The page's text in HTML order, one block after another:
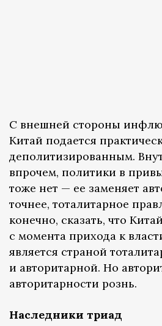
С внешней стороны
Китай подается
деполитизированным.
впрочем, политики в
тоже нет — ее заменяет
точнее, тоталитарное
конечно, сказать, что
с момента прихода к
является страной
и авторитарной. Но
авторитарности рознь.
Наследники триад